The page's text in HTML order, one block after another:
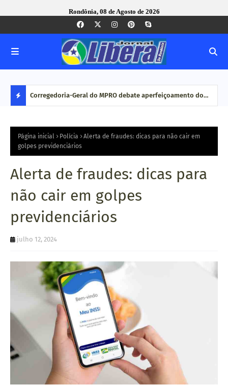
Rondônia, 08 de Agosto de 2026
S
T
Q
U
ação Corregedoria-Geral do MPRO debate aperfeiçoamento do
congresso nacional
Página inicial Polícia
Alerta de fraudes: dicas para não cair em
golpes previdenciários
Alerta de fraudes: dicas para
não cair em golpes
previdenciários
julho 12, 2024